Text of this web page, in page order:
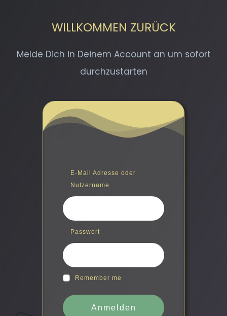
WILLKOMMEN ZURÜCK
Melde Dich in Deinem Account an um sofort
durchzustarten
E-Mail Adresse oder
Nutzername
Passwort
Remember me
Anmelden